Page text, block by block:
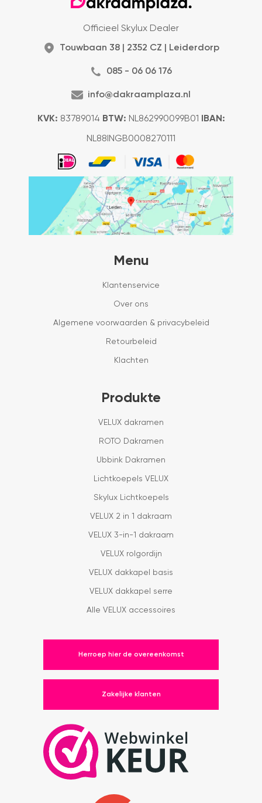
Officieel Skylux Dealer
Touwbaan 38 | 2352 CZ | Leiderdorp
085 - 06 06 176
info@dakraamplaza.nl
KVK: 83789014 BTW: NL862990099B01 IBAN:
NL88INGB0008270111
Menu
Klantenservice
Over ons
Algemene voorwaarden & privacybeleid
Retourbeleid
Klachten
Produkte
VELUX dakramen
ROTO Dakramen
Ubbink Dakramen
Lichtkoepels VELUX
Skylux Lichtkoepels
VELUX 2 in 1 dakraam
VELUX 3-in-1 dakraam
VELUX rolgordijn
VELUX dakkapel basis
VELUX dakkapel serre
Alle VELUX accessoires
Herroep hier de overeenkomst
Zakelijke klanten